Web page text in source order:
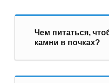
Чем питаться,
камни в почках?